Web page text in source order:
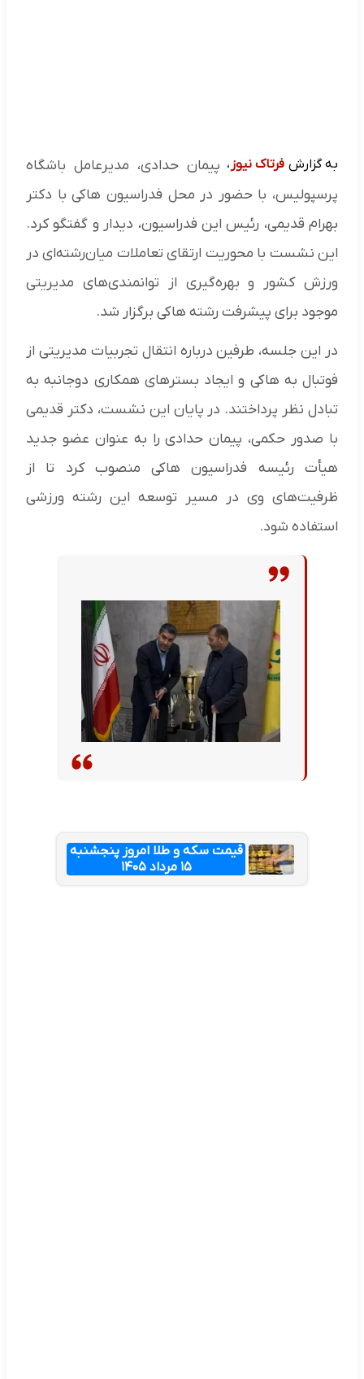
به گزارش فرتاک نیوز ، پیمان حدادی، مدیرعامل باشگاه
پرسپولیس، با حضور در محل فدراسیون هاکی با دکتر
بهرام قدیمی، رئیس این فدراسیون، دیدار و گفتگو کرد.
این نشست با محوریت ارتقای تعاملات میان‌رشته‌ای در
ورزش کشور و بهره‌گیری از توانمندی‌های مدیریتی
موجود برای پیشرفت رشته هاکی برگزار شد.
در این جلسه، طرفین درباره انتقال تجربیات مدیریتی از
فوتبال به هاکی و ایجاد بسترهای همکاری دوجانبه به
تبادل نظر پرداختند. در پایان این نشست، دکتر قدیمی
با صدور حکمی، پیمان حدادی را به عنوان عضو جدید
هیأت رئیسه فدراسیون هاکی منصوب کرد تا از
ظرفیت‌های وی در مسیر توسعه این رشته ورزشی
استفاده شود.
قیمت سکه و طلا امروز پنجشنبه
۱۵ مرداد ۱۴۰۵